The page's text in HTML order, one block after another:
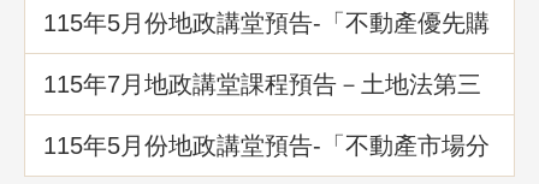
115年5月份地政講堂預告-「不動產優先購
買權實務暨相關問題解析」
115年7月地政講堂課程預告－土地法第三
十四條之一多數決處分共有土地爭議問題
解析
115年5月份地政講堂預告-「不動產市場分
析、趨勢展望及政府治理之道」